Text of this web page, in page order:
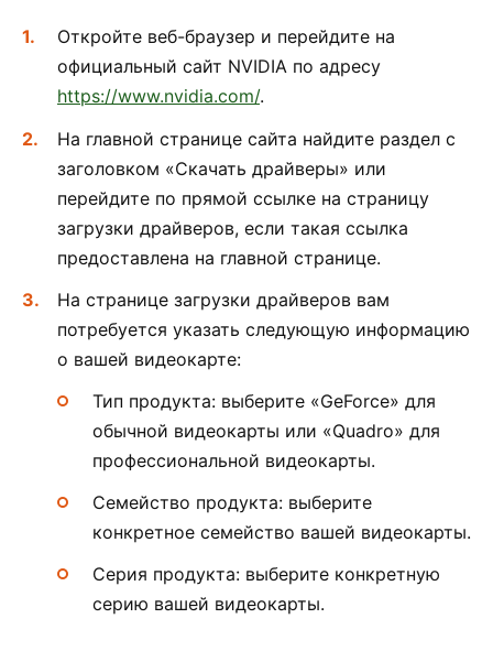
Откройте веб-браузер и перейдите на
официальный сайт NVIDIA по адресу
https://www.nvidia.com/.
На главной странице сайта найдите раздел с
заголовком «Скачать драйверы» или
перейдите по прямой ссылке на страницу
загрузки драйверов, если такая ссылка
предоставлена на главной странице.
На странице загрузки драйверов вам
потребуется указать следующую информацию
о вашей видеокарте:
Тип продукта: выберите «GeForce» для
обычной видеокарты или «Quadro» для
профессиональной видеокарты.
Семейство продукта: выберите
конкретное семейство вашей видеокарты.
Серия продукта: выберите конкретную
серию вашей видеокарты.